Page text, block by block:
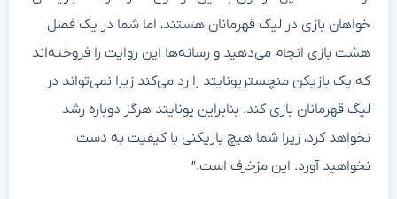
خواهان بازی در لیگ قهرمانان هستند، اما شما در یک فصل
هشت بازی انجام می‌دهید و رسانه‌ها این روایت را فروخته‌اند
که یک بازیکن منچستریونایتد را رد می‌کند زیرا نمی‌تواند در
لیگ قهرمانان بازی کند. بنابراین یونایتد هرگز دوباره رشد
نخواهد کرد، زیرا شما هیچ بازیکنی با کیفیت به دست
نخواهید آورد. این مزخرف است.”